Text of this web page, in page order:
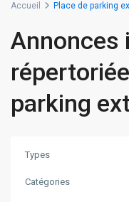
Accueil Place de parking
Annonces
parking
Types
Catégories